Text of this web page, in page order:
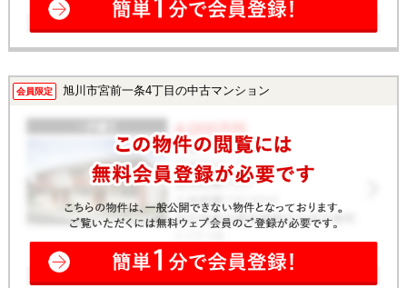
会員限定 旭川市宮前一条4丁目の中古マンション